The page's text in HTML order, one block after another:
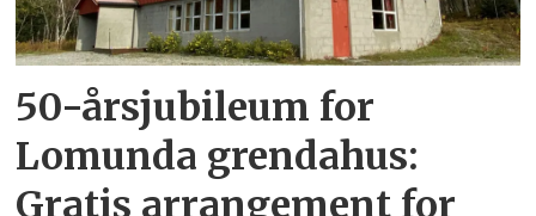
50-årsjubileum for
Lomunda grendahus:
Gratis arrangement for